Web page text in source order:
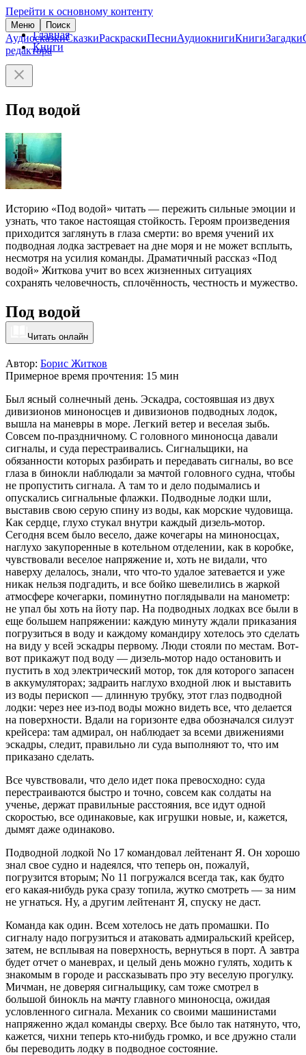
Перейти к основному контенту
Меню Поиск
АудиосказкиСказкиРаскраскиПесниАудиокнигиКнигиЗагадки
редактора
Главная
Книги
Под водой
Историю «Под водой» читать — пережить сильные эмоции и
узнать, что такое настоящая стойкость. Героям произведения
приходится заглянуть в глаза смерти: во время учений их
подводная лодка застревает на дне моря и не может всплыть,
несмотря на усилия команды. Драматичный рассказ «Под
водой» Житкова учит во всех жизненных ситуациях
сохранять человечность, сплочённость, честность и мужество.
Под водой
Читать онлайн
Автор: Борис Житков
Примерное время прочтения: 15 мин
Был ясный солнечный день. Эскадра, состоявшая из двух
дивизионов миноносцев и дивизионов подводных лодок,
вышла на маневры в море. Легкий ветер и веселая зыбь.
Совсем по-праздничному. С головного миноносца давали
сигналы, и суда перестраивались. Сигнальщики, на
обязанности которых разбирать и передавать сигналы, во все
глаза в бинокли наблюдали за мачтой головного судна, чтобы
не пропустить сигнала. А там то и дело подымались и
опускались сигнальные флажки. Подводные лодки шли,
выставив свою серую спину из воды, как морские чудовища.
Как сердце, глухо стукал внутри каждый дизель-мотор.
Сегодня всем было весело, даже кочегары на миноносцах,
наглухо закупоренные в котельном отделении, как в коробке,
чувствовали веселое напряжение и, хоть не видали, что
наверху делалось, знали, что что-то удалое затевается и уже
никак нельзя подгадить, и все бойко шевелились в жаркой
атмосфере кочегарки, поминутно поглядывали на манометр:
не упал бы хоть на йоту пар. На подводных лодках все были в
еще большем напряжении: каждую минуту ждали приказания
погрузиться в воду и каждому командиру хотелось это сделать
на виду у всей эскадры первому. Люди стояли по местам. Вот-
вот прикажут под воду — дизель-мотор надо остановить и
пустить в ход электрический мотор, ток для которого запасен
в аккумуляторах; задраить наглухо входной люк и выставить
из воды перископ — длинную трубку, этот глаз подводной
лодки: через нее из-под воды можно видеть все, что делается
на поверхности. Вдали на горизонте едва обозначался силуэт
крейсера: там адмирал, он наблюдает за всеми движениями
эскадры, следит, правильно ли суда выполняют то, что им
приказано сделать.
Все чувствовали, что дело идет пока превосходно: суда
перестраиваются быстро и точно, совсем как солдаты на
ученье, держат правильные расстояния, все идут одной
скоростью, все одинаковые, как игрушки новые, и, кажется,
дымят даже одинаково.
Подводной лодкой No 17 командовал лейтенант Я. Он хорошо
знал свое судно и надеялся, что теперь он, пожалуй,
погрузится вторым; No 11 погружался всегда так, как будто
его какая-нибудь рука сразу топила, жутко смотреть — за ним
не угнаться. Ну, а другим лейтенант Я, спуску не даст.
Команда как один. Всем хотелось не дать промашки. По
сигналу надо погрузиться и атаковать адмиральский крейсер,
затем, не всплывая на поверхность, вернуться в порт. А завтра
будет отчет о маневрах, и целый день можно гулять, ходить к
знакомым в городе и рассказывать про эту веселую прогулку.
Мичман, не доверяя сигнальщику, сам тоже смотрел в
большой бинокль на мачту главного миноносца, ожидая
условленного сигнала. Механик со своими машинистами
напряженно ждал команды сверху. Все было так натянуто, что,
кажется, чихни теперь кто-нибудь громко, и все дружно стали
бы переводить лодку в подводное состояние.